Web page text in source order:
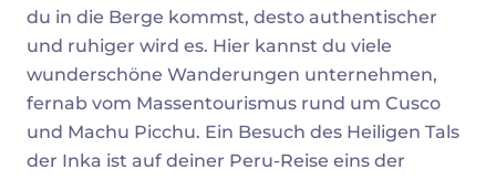
du in die Berge kommst, desto authentischer
und ruhiger wird es. Hier kannst du viele
wunderschöne Wanderungen unternehmen,
fernab vom Massentourismus rund um Cusco
und Machu Picchu. Ein Besuch des Heiligen Tals
der Inka ist auf deiner Peru-Reise eins der